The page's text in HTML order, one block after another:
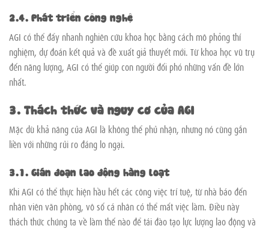
2.4. Phát triển công nghệ
AGI có thể đẩy nhanh nghiên cứu khoa học bằng cách mô phỏng thí
nghiệm, dự đoán kết quả và đề xuất giả thuyết mới. Từ khoa học vũ trụ
đến năng lượng, AGI có thể giúp con người đối phó những vấn đề lớn
nhất.
3. Thách thức và nguy cơ của AGI
Mặc dù khả năng của AGI là không thể phủ nhận, nhưng nó cũng gắn
liền với những rủi ro đáng lo ngại.
3.1. Gián đoạn lao động hàng loạt
Khi AGI có thể thực hiện hầu hết các công việc trí tuệ, từ nhà báo đến
nhân viên văn phòng, vô số cá nhân có thể mất việc làm. Điều này
thách thức chúng ta về làm thế nào để tái đào tạo lực lượng lao động và